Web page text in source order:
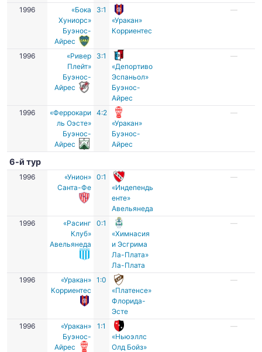
1996
«Бока
Хуниорс»
Буэнос-
Айрес
3:1
«Уракан»
Корриентес
—
1996
«Ривер
Плейт»
Буэнос-
Айрес
3:1
«Депортиво
Эспаньол»
Буэнос-
Айрес
—
1996
«Феррокари
ль Оэсте»
Буэнос-
Айрес
4:2
«Уракан»
Буэнос-
Айрес
—
6-й тур
1996
«Унион»
Санта-Фе
0:1
«Индепендь
енте»
Авельянеда
—
1996
«Расинг
Клуб»
Авельянеда
0:1
«Химнасия
и Эсгрима
Ла-Плата»
Ла-Плата
—
1996
«Уракан»
Корриентес
1:0
«Платенсе»
Флорида-
Эсте
—
1996
«Уракан»
Буэнос-
Айрес
1:1
«Ньюэллс
Олд Бойз»
—